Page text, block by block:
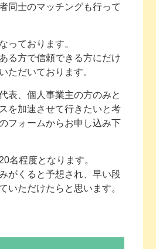
同士のマッチングも行って
っております。
る方で信頼できる方にだけ
ただいております。
表、個人事業主の方のみと
を加速させて行きたいと考
フォームからお申し込み下
名程度となります。
がくると予想され、早い段
いただけたらと思います。